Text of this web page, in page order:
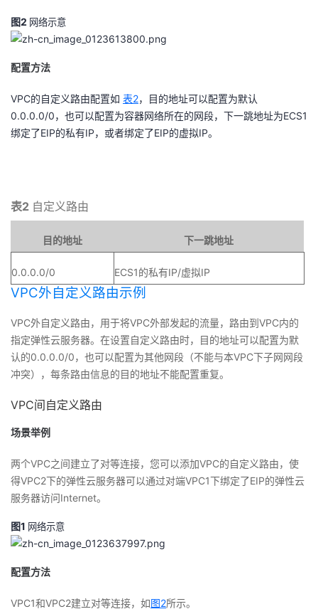
图2 网络示意
配置方法
VPC的自定义路由配置如 表2，目的地址可以配置为默认
0.0.0.0/0，也可以配置为容器网络所在的网段，下一跳地址为ECS1
绑定了EIP的私有IP，或者绑定了EIP的虚拟IP。
表2 自定义路由
目的地址 下一跳地址
0.0.0.0/0 ECS1的私有IP/虚拟IP
VPC外自定义路由示例
VPC外自定义路由，用于将VPC外部发起的流量，路由到VPC内的
指定弹性云服务器。在设置自定义路由时，目的地址可以配置为默
认的0.0.0.0/0，也可以配置为其他网段（不能与本VPC下子网网段
冲突），每条路由信息的目的地址不能配置重复。
VPC间自定义路由
场景举例
两个VPC之间建立了对等连接，您可以添加VPC的自定义路由，使
得VPC2下的弹性云服务器可以通过对端VPC1下绑定了EIP的弹性云
服务器访问Internet。
图1 网络示意
配置方法
VPC1和VPC2建立对等连接，如图2所示。